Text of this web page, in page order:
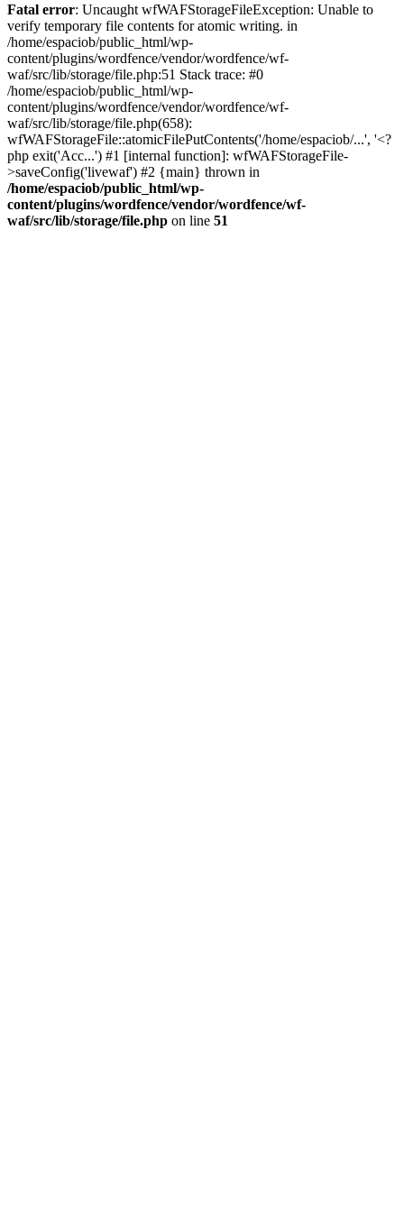
Fatal error: Uncaught wfWAFStorageFileException: Unable to
verify temporary file contents for atomic writing. in
/home/espaciob/public_html/wp-
content/plugins/wordfence/vendor/wordfence/wf-
waf/src/lib/storage/file.php:51 Stack trace: #0
/home/espaciob/public_html/wp-
content/plugins/wordfence/vendor/wordfence/wf-
waf/src/lib/storage/file.php(658):
wfWAFStorageFile::atomicFilePutContents('/home/espaciob/...', '<?
php exit('Acc...') #1 [internal function]: wfWAFStorageFile-
>saveConfig('livewaf') #2 {main} thrown in
/home/espaciob/public_html/wp-
content/plugins/wordfence/vendor/wordfence/wf-
waf/src/lib/storage/file.php on line 51